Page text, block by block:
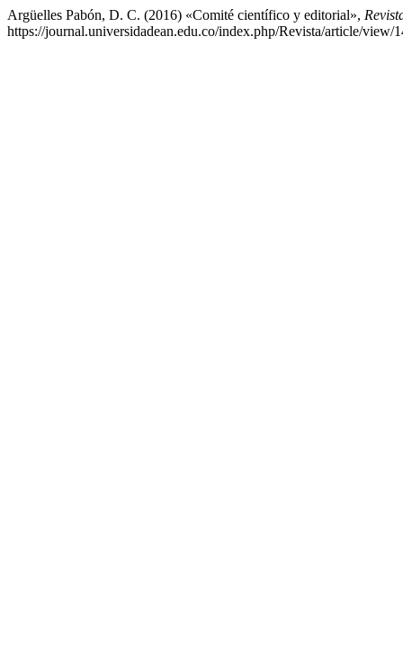
Argüelles Pabón, D. C. (2016) «Comité científico y editorial»,
https://journal.universidadean.edu.co/index.php/Revista/article/view/